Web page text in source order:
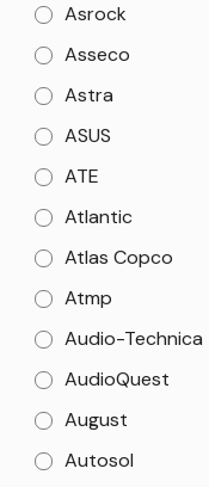
Asrock
Asseco
Astra
ASUS
ATE
Atlantic
Atlas Copco
Atmp
Audio-Technica
AudioQuest
August
Autosol